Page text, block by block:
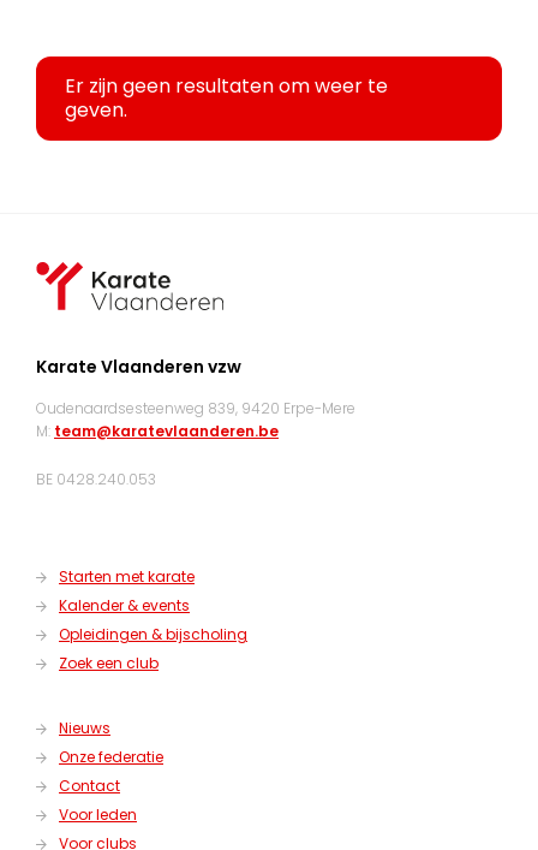
Er zijn geen resultaten om weer te
geven.
Karate Vlaanderen vzw
Oudenaardsesteenweg 839, 9420 Erpe-Mere
M: team@karatevlaanderen.be
BE 0428.240.053
Starten met karate
Kalender & events
Opleidingen & bijscholing
Zoek een club
Nieuws
Onze federatie
Contact
Voor leden
Voor clubs